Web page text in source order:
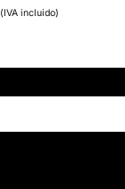
(IVA incluido)